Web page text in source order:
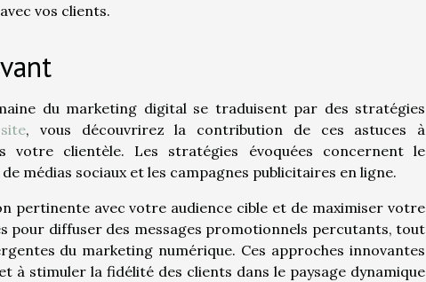
vos clients.
du marketing digital se traduisent par des stratégies
, vous découvrirez la contribution de ces astuces à
votre clientèle. Les stratégies évoquées concernent le
médias sociaux et les campagnes publicitaires en ligne.
pertinente avec votre audience cible et de maximiser votre
pour diffuser des messages promotionnels percutants, tout
du marketing numérique. Ces approches innovantes
à stimuler la fidélité des clients dans le paysage dynamique